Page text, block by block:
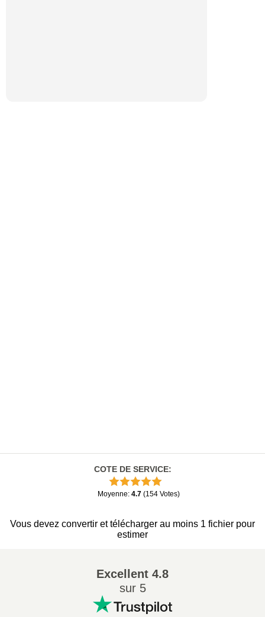
COTE DE SERVICE:
Moyenne: 4.7 (154 Votes)
Vous devez convertir et télécharger au moins 1 fichier pour
estimer
Excellent 4.8
sur 5